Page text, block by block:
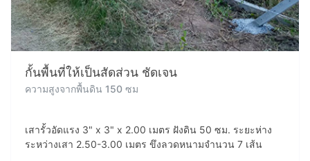
กั้นพื้นที่ให้เป็นสัดส่วน ชัดเจน
ความสูงจากพื้นดิน 150 ซม
เสารั้วอัดแรง 3" x 3" x 2.00 เมตร ฝังดิน 50 ซม. ระยะห่าง
ระหว่างเสา 2.50-3.00 เมตร ขึงลวดหนามจำนวน 7 เส้น